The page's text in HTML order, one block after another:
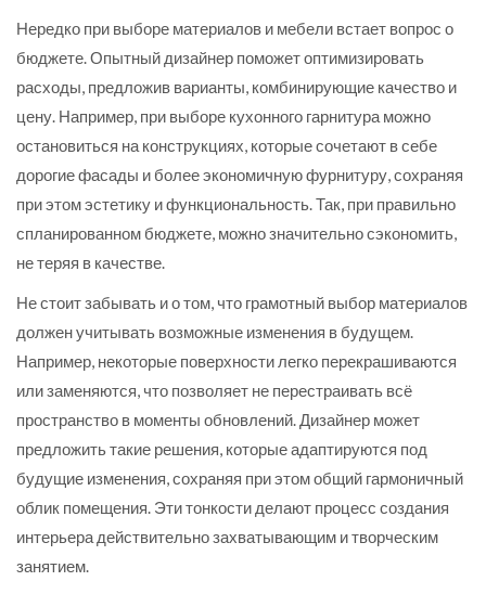
Нередко при выборе материалов и мебели встает вопрос о
бюджете. Опытный дизайнер поможет оптимизировать
расходы, предложив варианты, комбинирующие качество и
цену. Например, при выборе кухонного гарнитура можно
остановиться на конструкциях, которые сочетают в себе
дорогие фасады и более экономичную фурнитуру, сохраняя
при этом эстетику и функциональность. Так, при правильно
спланированном бюджете, можно значительно сэкономить,
не теряя в качестве.
Не стоит забывать и о том, что грамотный выбор материалов
должен учитывать возможные изменения в будущем.
Например, некоторые поверхности легко перекрашиваются
или заменяются, что позволяет не перестраивать всё
пространство в моменты обновлений. Дизайнер может
предложить такие решения, которые адаптируются под
будущие изменения, сохраняя при этом общий гармоничный
облик помещения. Эти тонкости делают процесс создания
интерьера действительно захватывающим и творческим
занятием.